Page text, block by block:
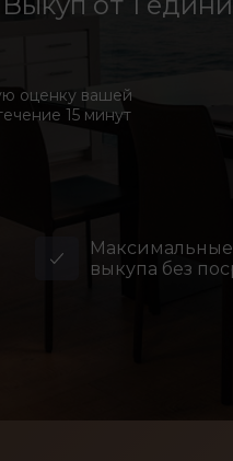
оценку вашей
15 минут
Максимальные
выкупа без